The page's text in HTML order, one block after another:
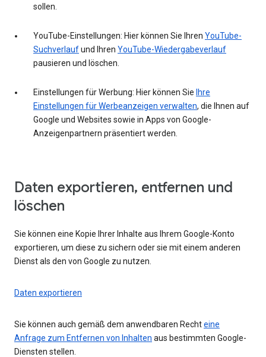
sollen.
YouTube-Einstellungen: Hier können Sie Ihren YouTube-
Suchverlaufund Ihren YouTube-Wiedergabeverlauf
pausieren und löschen.
Einstellungen für Werbung: Hier können Sie Ihre
Einstellungen für Werbeanzeigen verwalten, die Ihnen auf
Google und Websites sowie in Apps von Google-
Anzeigenpartnern präsentiert werden.
Daten exportieren, entfernen und
löschen
Sie können eine Kopie Ihrer Inhalte aus Ihrem Google-Konto
exportieren, um diese zu sichern oder sie mit einem anderen
Dienst als den von Google zu nutzen.
Daten exportieren
Sie können auch gemäß dem anwendbaren Rechteine
Anfrage zum Entfernen von Inhalten aus bestimmten Google-
Diensten stellen.